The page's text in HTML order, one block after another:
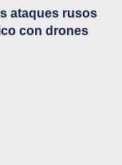
ataques rusos
con drones